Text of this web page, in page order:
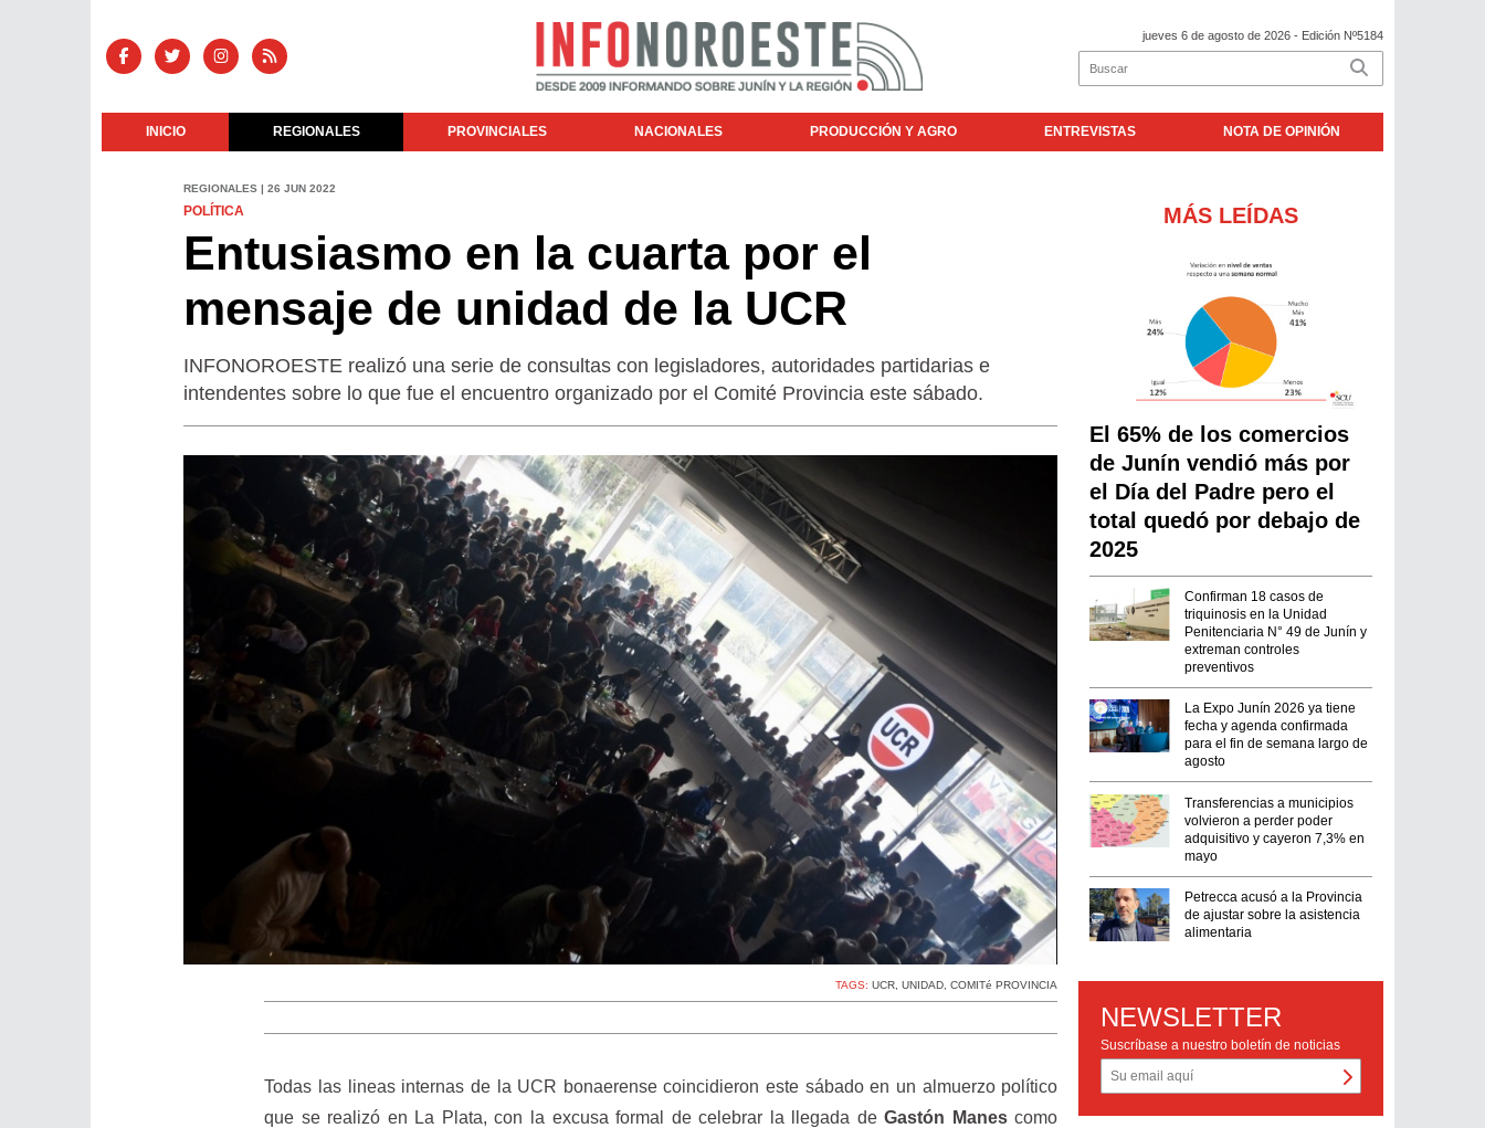
jueves 6 de agosto de 2026 - Edición Nº5184
INICIO REGIONALES PROVINCIALES NACIONALES PRODUCCIÓN Y AGRO ENTREVISTAS NOTA DE OPINIÓN
REGIONALES | 26 JUN 2022
POLÍTICA
Entusiasmo en la cuarta por el
mensaje de unidad de la UCR
INFONOROESTE realizó una serie de consultas con legisladores, autoridades partidarias e
intendentes sobre lo que fue el encuentro organizado por el Comité Provincia este sábado.
TAGS:UCR ,UNIDAD ,COMITé PROVINCIA
Todas las lineas internas de la UCR bonaerense coincidieron este sábado en un almuerzo político
que se realizó en La Plata, con la excusa formal de celebrar la llegada deGastón Manescomo
MÁS LEÍDAS
El 65% de los comercios
de Junín vendió más por
el Día del Padre pero el
total quedó por debajo de
2025
Confirman 18 casos de
triquinosis en la Unidad
Penitenciaria N° 49 de Junín y
extreman controles
preventivos
La Expo Junín 2026 ya tiene
fecha y agenda confirmada
para el fin de semana largo de
agosto
Transferencias a municipios
volvieron a perder poder
adquisitivo y cayeron 7,3% en
mayo
Petrecca acusó a la Provincia
de ajustar sobre la asistencia
alimentaria
NEWSLETTER
Suscríbase a nuestro boletín de noticias